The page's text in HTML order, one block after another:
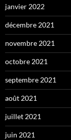
janvier 2022
décembre 2021
novembre 2021
octobre 2021
septembre 2021
août 2021
juillet 2021
juin 2021